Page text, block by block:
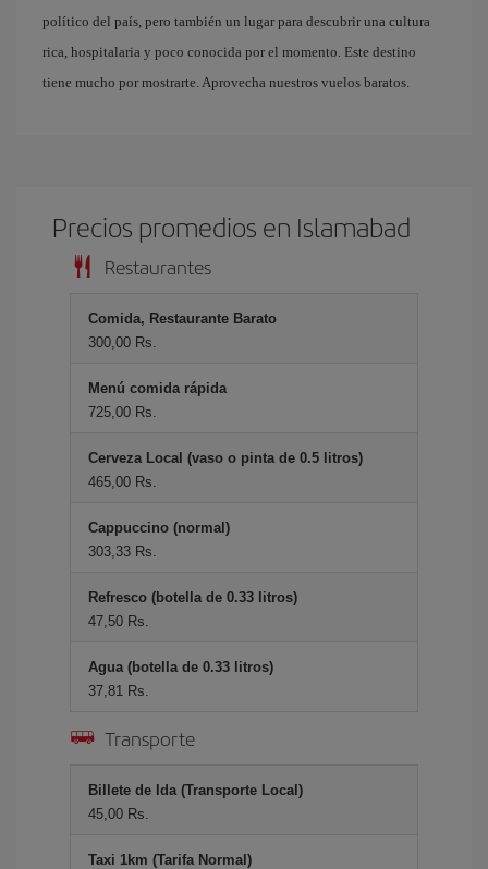
político del país, pero también un lugar para descubrir una cultura
rica, hospitalaria y poco conocida por el momento. Este destino
tiene mucho por mostrarte. Aprovecha nuestros vuelos baratos.
Precios promedios en Islamabad
Restaurantes
Comida, Restaurante Barato
300,00 Rs.
Menú comida rápida
725,00 Rs.
Cerveza Local (vaso o pinta de 0.5 litros)
465,00 Rs.
Cappuccino (normal)
303,33 Rs.
Refresco (botella de 0.33 litros)
47,50 Rs.
Agua (botella de 0.33 litros)
37,81 Rs.
Transporte
Billete de Ida (Transporte Local)
45,00 Rs.
Taxi 1km (Tarifa Normal)